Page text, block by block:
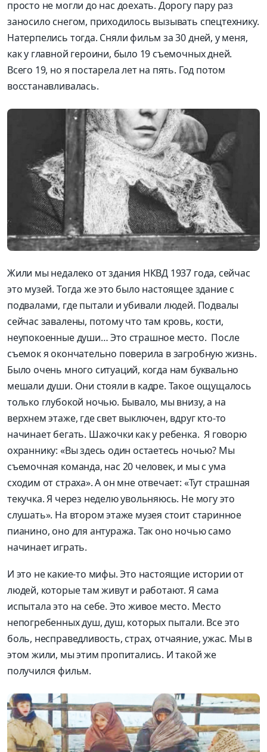
просто не могли до нас доехать. Дорогу пару раз
заносило снегом, приходилось вызывать спецтехнику.
Натерпелись тогда. Сняли фильм за 30 дней, у меня,
как у главной героини, было 19 съемочных дней.
Всего 19, но я постарела лет на пять. Год потом
восстанавливалась.
Жили мы недалеко от здания НКВД 1937 года, сейчас
это музей. Тогда же это было настоящее здание с
подвалами, где пытали и убивали людей. Подвалы
сейчас завалены, потому что там кровь, кости,
неупокоенные души… Это страшное место. После
съемок я окончательно поверила в загробную жизнь.
Было очень много ситуаций, когда нам буквально
мешали души. Они стояли в кадре. Такое ощущалось
только глубокой ночью. Бывало, мы внизу, а на
верхнем этаже, где свет выключен, вдруг кто-то
начинает бегать. Шажочки как у ребенка. Я говорю
охраннику: «Вы здесь один остаетесь ночью? Мы
съемочная команда, нас 20 человек, и мы с ума
сходим от страха». А он мне отвечает: «Тут страшная
текучка. Я через неделю увольняюсь. Не могу это
слушать». На втором этаже музея стоит старинное
пиа­нино, оно для антуража. Так оно ночью само
начинает играть.
И это не какие-то мифы. Это настоя­щие истории от
людей, которые там живут и работают. Я сама
испытала это на себе. Это живое место. Место
непогребенных душ, душ, которых пытали. Все это
боль, несправедливость, страх, отчаяние, ужас. Мы в
этом жили, мы этим пропитались. И такой же
получился фильм.